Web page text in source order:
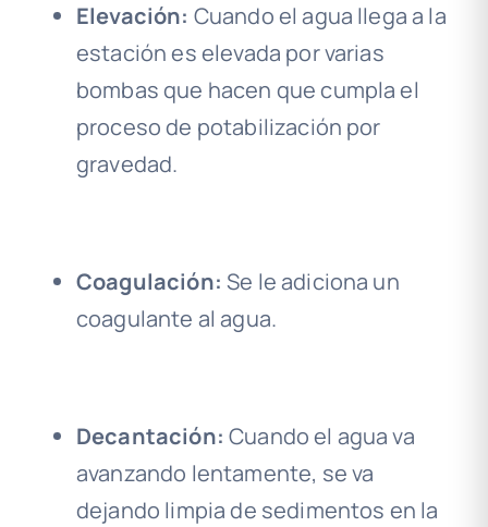
Elevación: Cuando el agua llega a la
estación es elevada por varias
bombas que hacen que cumpla el
proceso de potabilización por
gravedad.
Coagulación:Se le adiciona un
coagulante al agua.
Decantación:Cuando el agua va
avanzando lentamente, se va
dejando limpia de sedimentos en la